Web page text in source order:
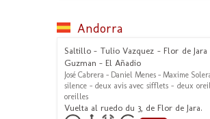
Andorra
Saltillo - Tulio Vazquez - Flor de
Guzman - El Añadio
José Cabrera - Daniel Menes - Maxime
silence - deux avis avec sifflets - deux
oreilles
Vuelta al ruedo du 3, de Flor de Jara.